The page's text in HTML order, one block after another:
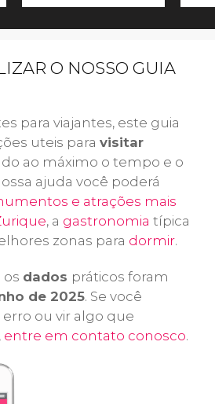
Lauterbrunnen ,
pitorescas
localidades
alpinas,
famosas por
suas
montanhas e
lagoas.
O NOSSO GUIA
para viajantes, este guia
uteis para visitar
ao máximo o tempo e o
ajuda você poderá
e atrações mais
, a gastronomia típica
zonas para dormir.
os dados práticos foram
de 2025. Se você
ou vir algo que
entre em contato conosco.